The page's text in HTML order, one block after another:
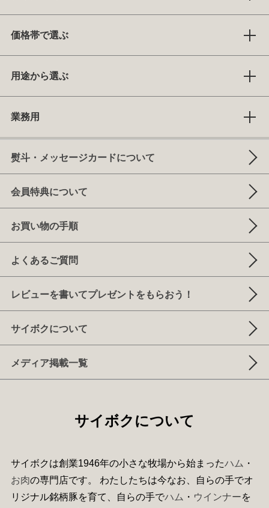
価格帯で選ぶ
用途から選ぶ
業務用
熨斗・メッセージカードについて
会員特典について
お買い物の手順
よくあるご質問
レビューを書いてプレゼントをもらおう！
サイボクについて
メディア掲載一覧
サイボクについて
サイボクは創業1946年の小さな牧場から始まったハム ・
お肉の専門店です。 わたしたちは今なお、自らの手でオ
リジナル銘柄豚を育て、自らの手でハム ・ ウインナーを